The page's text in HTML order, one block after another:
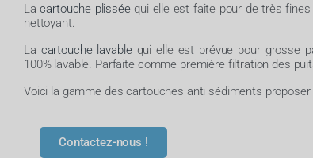
Lacartouche plisséequi elle est faite pour de très fines
nettoyant.
La cartouche lavablequi elle est prévue pour grosse
100% lavable. Parfaite comme première filtration des
Voici la gamme des cartouches anti sédiments
Contactez-nous !